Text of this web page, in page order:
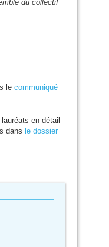
du collectif
le communiqué
en détail
dans le dossier